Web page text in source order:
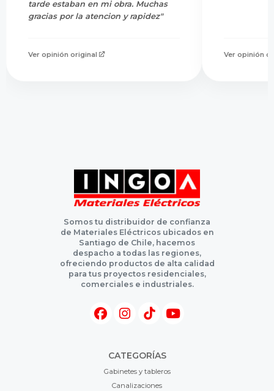
tarde estaban en mi obra. Muchas
gracias por la atencion y rapidez"
Ver opinión original Ver opinión
Somos tu distribuidor de confianza
de Materiales Eléctricos ubicados en
Santiago de Chile, hacemos
despacho a todas las regiones,
ofreciendo productos de alta calidad
para tus proyectos residenciales,
comerciales e industriales.
CATEGORÍAS
Gabinetes y tableros
Canalizaciones